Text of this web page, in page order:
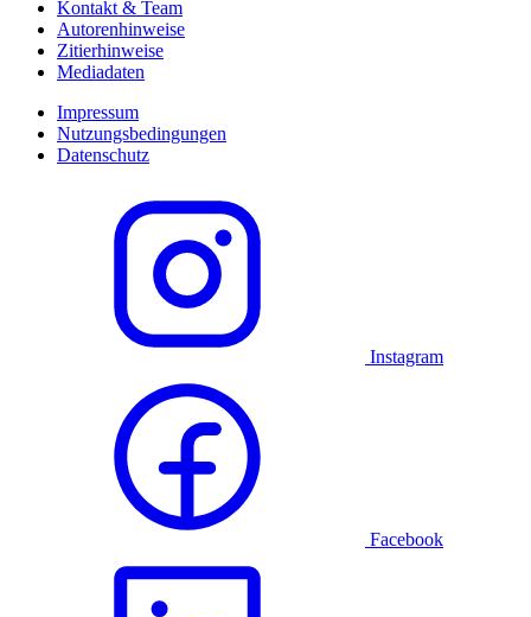
Kontakt & Team
Autorenhinweise
Zitierhinweise
Mediadaten
Impressum
Nutzungsbedingungen
Datenschutz
Instagram
Facebook